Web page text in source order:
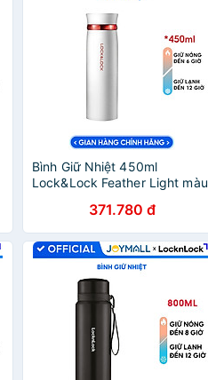
Bình Giữ Nhiệt 450ml
Lock&Lock Feather Light màu
chính hãng - JoyMall
371.780 đ